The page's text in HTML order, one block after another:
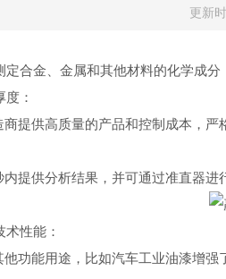
更新
金、金属和其他材料的化学成分
：
供高质量的产品和控制成本，严
供分析结果，并可通过准直器进
性能：
能用途，比如汽车工业油漆增强